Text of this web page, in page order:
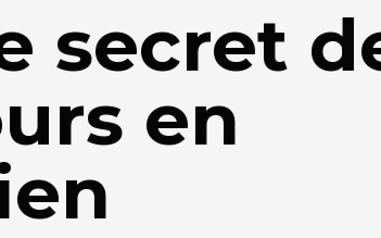
secret
en